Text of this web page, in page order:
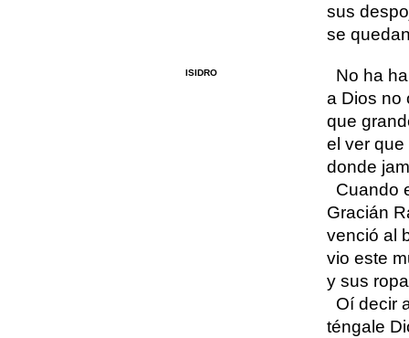
sus
se
ISIDRO
No ha
a Dios no
que
el ver que
donde
Cuando
Gracián
venció al
vio este
y sus
Oí decir
téngale